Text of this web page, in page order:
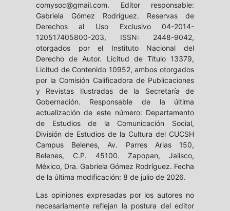
comysoc@gmail.com. Editor responsable:
Gabriela Gómez Rodríguez. Reservas de
Derechos al Uso Exclusivo 04-2014-
120517405800-203, ISSN: 2448-9042,
otorgados por el Instituto Nacional del
Derecho de Autor. Licitud de Título 13379,
Licitud de Contenido 10952, ambos otorgados
por la Comisión Calificadora de Publicaciones
y Revistas Ilustradas de la Secretaría de
Gobernación. Responsable de la última
actualización de este número: Departamento
de Estudios de la Comunicación Social,
División de Estudios de la Cultura del CUCSH
Campus Belenes, Av. Parres Arias 150,
Belenes, C.P. 45100. Zapopan, Jalisco,
México, Dra. Gabriela Gómez Rodríguez. Fecha
de la última modificación: 8 de julio de 2026.
Las opiniones expresadas por los autores no
necesariamente reflejan la postura del editor